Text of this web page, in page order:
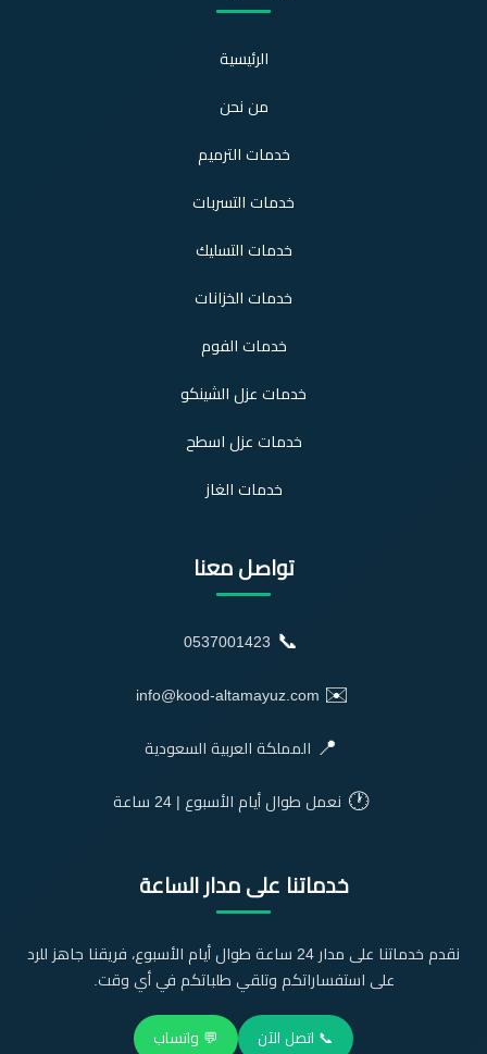
الرئيسية
من نحن
خدمات الترميم
خدمات التسربات
خدمات التسليك
خدمات الخزانات
خدمات الفوم
خدمات عزل الشينكو
خدمات عزل اسطح
خدمات الغاز
تواصل معنا
📞
0537001423
✉️
info@kood-altamayuz.com
📍 المملكة العربية السعودية
🕐 نعمل طوال أيام الأسبوع | 24 ساعة
خدماتنا على مدار الساعة
نقدم خدماتنا على مدار 24 ساعة طوال أيام الأسبوع، فريقنا جاهز للرد
على استفساراتكم وتلقي طلباتكم في أي وقت.
📞 اتصل الآن 💬 واتساب